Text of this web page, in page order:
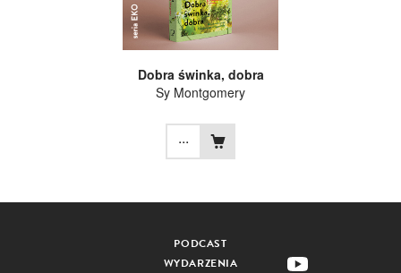
Dobra świnka, dobra
Sy Montgomery
...
PODCAST
WYDARZENIA